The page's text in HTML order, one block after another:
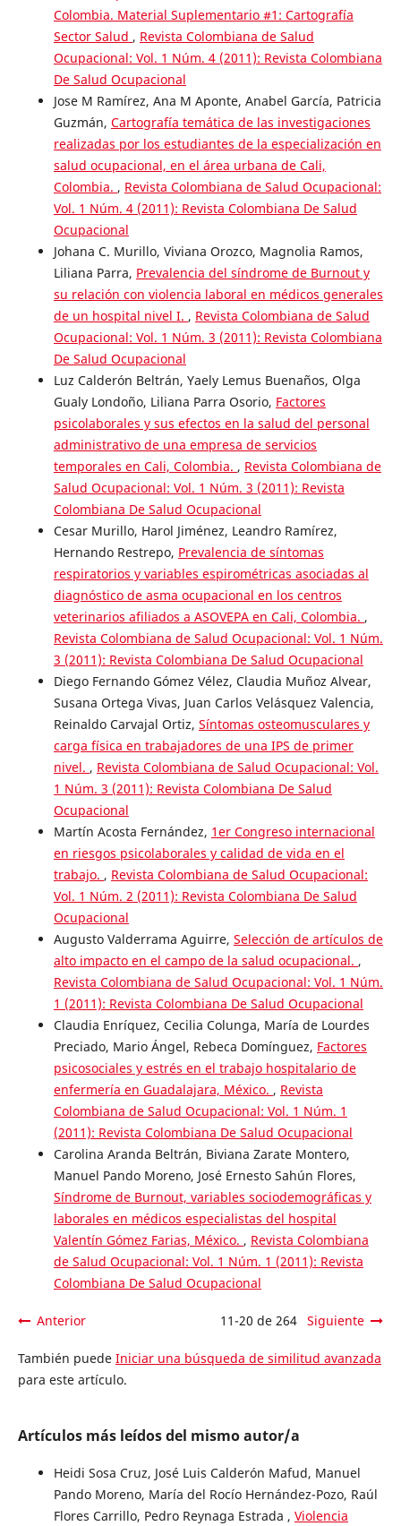
Colombia. Material Suplementario #1: Cartografía
Sector Salud , Revista Colombiana de Salud
Ocupacional: Vol. 1 Núm. 4 (2011): Revista Colombiana
De Salud Ocupacional
Jose M Ramírez, Ana M Aponte, Anabel García, Patricia
Guzmán, Cartografía temática de las investigaciones
realizadas por los estudiantes de la especialización en
salud ocupacional, en el área urbana de Cali,
Colombia. , Revista Colombiana de Salud Ocupacional:
Vol. 1 Núm. 4 (2011): Revista Colombiana De Salud
Ocupacional
Johana C. Murillo, Viviana Orozco, Magnolia Ramos,
Liliana Parra, Prevalencia del síndrome de Burnout y
su relación con violencia laboral en médicos generales
de un hospital nivel I. , Revista Colombiana de Salud
Ocupacional: Vol. 1 Núm. 3 (2011): Revista Colombiana
De Salud Ocupacional
Luz Calderón Beltrán, Yaely Lemus Buenaños, Olga
Gualy Londoño, Liliana Parra Osorio, Factores
psicolaborales y sus efectos en la salud del personal
administrativo de una empresa de servicios
temporales en Cali, Colombia. , Revista Colombiana de
Salud Ocupacional: Vol. 1 Núm. 3 (2011): Revista
Colombiana De Salud Ocupacional
Cesar Murillo, Harol Jiménez, Leandro Ramírez,
Hernando Restrepo, Prevalencia de síntomas
respiratorios y variables espirométricas asociadas al
diagnóstico de asma ocupacional en los centros
veterinarios afiliados a ASOVEPA en Cali, Colombia. ,
Revista Colombiana de Salud Ocupacional: Vol. 1 Núm.
3 (2011): Revista Colombiana De Salud Ocupacional
Diego Fernando Gómez Vélez, Claudia Muñoz Alvear,
Susana Ortega Vivas, Juan Carlos Velásquez Valencia,
Reinaldo Carvajal Ortiz, Síntomas osteomusculares y
carga física en trabajadores de una IPS de primer
nivel. , Revista Colombiana de Salud Ocupacional: Vol.
1 Núm. 3 (2011): Revista Colombiana De Salud
Ocupacional
Martín Acosta Fernández, 1er Congreso internacional
en riesgos psicolaborales y calidad de vida en el
trabajo. , Revista Colombiana de Salud Ocupacional:
Vol. 1 Núm. 2 (2011): Revista Colombiana De Salud
Ocupacional
Augusto Valderrama Aguirre, Selección de artículos de
alto impacto en el campo de la salud ocupacional. ,
Revista Colombiana de Salud Ocupacional: Vol. 1 Núm.
1 (2011): Revista Colombiana De Salud Ocupacional
Claudia Enríquez, Cecilia Colunga, María de Lourdes
Preciado, Mario Ángel, Rebeca Domínguez, Factores
psicosociales y estrés en el trabajo hospitalario de
enfermería en Guadalajara, México. , Revista
Colombiana de Salud Ocupacional: Vol. 1 Núm. 1
(2011): Revista Colombiana De Salud Ocupacional
Carolina Aranda Beltrán, Biviana Zarate Montero,
Manuel Pando Moreno, José Ernesto Sahún Flores,
Síndrome de Burnout, variables sociodemográficas y
laborales en médicos especialistas del hospital
Valentín Gómez Farias, México. , Revista Colombiana
de Salud Ocupacional: Vol. 1 Núm. 1 (2011): Revista
Colombiana De Salud Ocupacional
Anterior 11-20 de 264 Siguiente
También puede Iniciar una búsqueda de similitud avanzada
para este artículo.
Artículos más leídos del mismo autor/a
Heidi Sosa Cruz, José Luis Calderón Mafud, Manuel
Pando Moreno, María del Rocío Hernández-Pozo, Raúl
Flores Carrillo, Pedro Reynaga Estrada , Violencia